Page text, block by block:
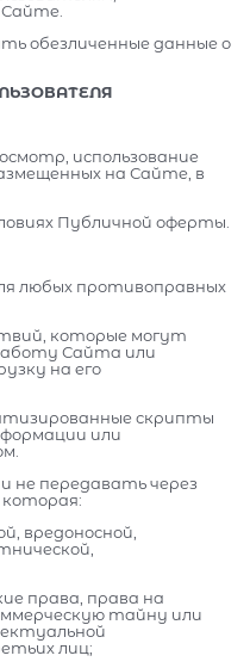
обезличенные данные о
использование
на Сайте, в
Публичной оферты.
любых противоправных
которые могут
Сайта или
на его
скрипты
или
не передавать через
вредоносной,
права, права на
тайну или
лиц;